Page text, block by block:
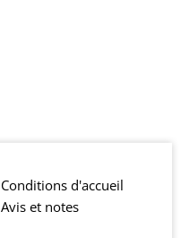
Conditions d'accueil
Avis et notes